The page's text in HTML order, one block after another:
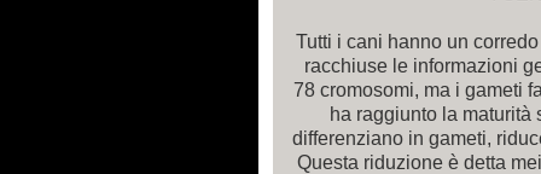
Tutti i cani hanno un
racchiuse le informazioni
78 cromosomi, ma i gameti
ha raggiunto la
differenziano in gameti,
Questa riduzione è detta